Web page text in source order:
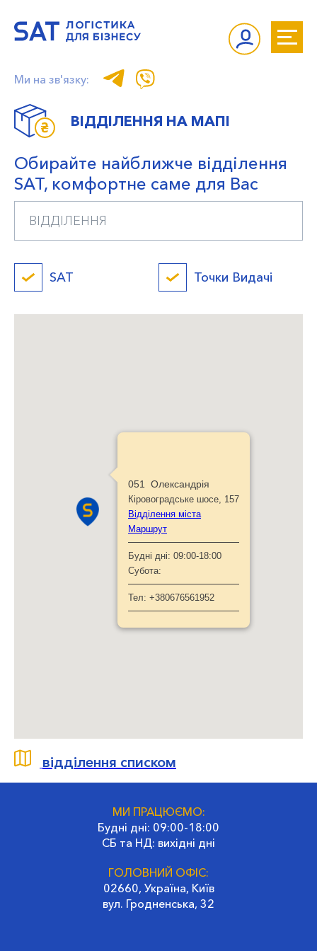
Ми на зв'язку:
ВІДДІЛЕННЯ НА МАПІ
Обирайте найближче відділення
SAT, комфортне саме для Вас
SAT Точки Видачі
051 Олександрія
Кіровоградське шосе, 157
Відділення міста
Маршрут
Будні дні: 09:00-18:00
Субота:
Тел: +380676561952
відділення списком
МИ ПРАЦЮЄМО:
Будні дні: 09:00-18:00
СБ та НД: вихідні дні
ГОЛОВНИЙ ОФІС:
02660, Україна, Київ
вул. Гродненська, 32